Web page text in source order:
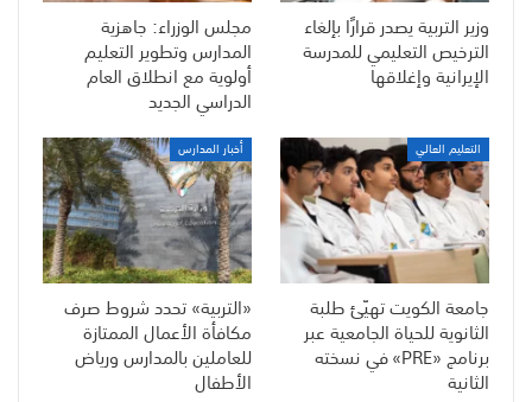
وزير التربية يصدر قرارًا بإلغاء
الترخيص التعليمي للمدرسة
الإيرانية وإغلاقها
مجلس الوزراء: جاهزية
المدارس وتطوير التعليم
أولوية مع انطلاق العام
الدراسي الجديد
التعليم العالي
جامعة الكويت تهيّئ طلبة
الثانوية للحياة الجامعية عبر
برنامج «PRE» في نسخته
الثانية
أخبار المدارس
«التربية» تحدد شروط صرف
مكافأة الأعمال الممتازة
للعاملين بالمدارس ورياض
الأطفال